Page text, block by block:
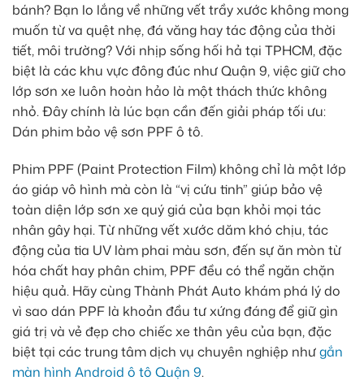
bánh? Bạn lo lắng về những vết trầy xước không mong
muốn từ va quệt nhẹ, đá văng hay tác động của thời
tiết, môi trường? Với nhịp sống hối hả tại TPHCM, đặc
biệt là các khu vực đông đúc như Quận 9, việc giữ cho
lớp sơn xe luôn hoàn hảo là một thách thức không
nhỏ. Đây chính là lúc bạn cần đến giải pháp tối ưu:
Dán phim bảo vệ sơn PPF ô tô.
Phim PPF (Paint Protection Film) không chỉ là một lớp
áo giáp vô hình mà còn là “vị cứu tinh” giúp bảo vệ
toàn diện lớp sơn xe quý giá của bạn khỏi mọi tác
nhân gây hại. Từ những vết xước dăm khó chịu, tác
động của tia UV làm phai màu sơn, đến sự ăn mòn từ
hóa chất hay phân chim, PPF đều có thể ngăn chặn
hiệu quả. Hãy cùng Thành Phát Auto khám phá lý do
vì sao dán PPF là khoản đầu tư xứng đáng để giữ gìn
giá trị và vẻ đẹp cho chiếc xe thân yêu của bạn, đặc
biệt tại các trung tâm dịch vụ chuyên nghiệp nhưgắn
màn hình Android ô tô Quận 9.